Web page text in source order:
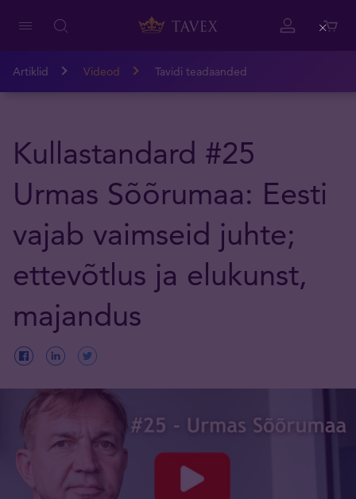
Artiklid Videod Tavidi teadaanded
Kullastandard #25
Urmas Sõõrumaa: Eesti
vajab vaimseid juhte;
ettevõtlus ja elukunst,
majandus
Close